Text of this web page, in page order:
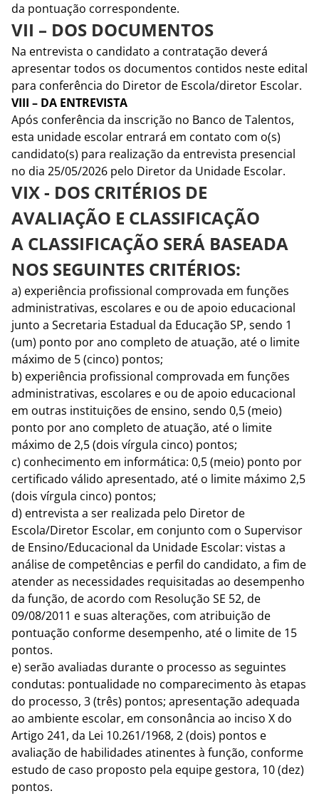
da pontuação correspondente.
VII – DOS DOCUMENTOS
Na entrevista o candidato a contratação deverá
apresentar todos os documentos contidos neste edital
para conferência do Diretor de Escola/diretor Escolar.
VIII – DA ENTREVISTA
Após conferência da inscrição no Banco de Talentos,
esta unidade escolar entrará em contato com o(s)
candidato(s) para realização da entrevista presencial
no dia 25/05/2026 pelo Diretor da Unidade Escolar.
VIX - DOS CRITÉRIOS DE
AVALIAÇÃO E CLASSIFICAÇÃO
A CLASSIFICAÇÃO SERÁ BASEADA
NOS SEGUINTES CRITÉRIOS:
a) experiência profissional comprovada em funções
administrativas, escolares e ou de apoio educacional
junto a Secretaria Estadual da Educação SP, sendo 1
(um) ponto por ano completo de atuação, até o limite
máximo de 5 (cinco) pontos;
b) experiência profissional comprovada em funções
administrativas, escolares e ou de apoio educacional
em outras instituições de ensino, sendo 0,5 (meio)
ponto por ano completo de atuação, até o limite
máximo de 2,5 (dois vírgula cinco) pontos;
c) conhecimento em informática: 0,5 (meio) ponto por
certificado válido apresentado, até o limite máximo 2,5
(dois vírgula cinco) pontos;
d) entrevista a ser realizada pelo Diretor de
Escola/Diretor Escolar, em conjunto com o Supervisor
de Ensino/Educacional da Unidade Escolar: vistas a
análise de competências e perfil do candidato, a fim de
atender as necessidades requisitadas ao desempenho
da função, de acordo com Resolução SE 52, de
09/08/2011 e suas alterações, com atribuição de
pontuação conforme desempenho, até o limite de 15
pontos.
e) serão avaliadas durante o processo as seguintes
condutas: pontualidade no comparecimento às etapas
do processo, 3 (três) pontos; apresentação adequada
ao ambiente escolar, em consonância ao inciso X do
Artigo 241, da Lei 10.261/1968, 2 (dois) pontos e
avaliação de habilidades atinentes à função, conforme
estudo de caso proposto pela equipe gestora, 10 (dez)
pontos.